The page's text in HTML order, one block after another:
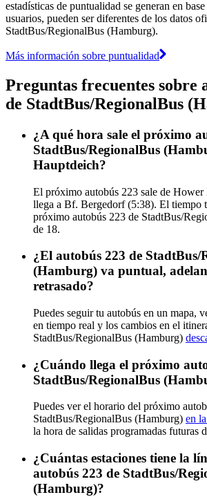
estadísticas de puntualidad se generan en
usuarios, pueden ser diferentes de los datos
StadtBus/RegionalBus (Hamburg).
Más información sobre puntualidad
Preguntas frecuentes sobre
de StadtBus/RegionalBus
¿A qué hora sale el próximo
StadtBus/RegionalBus
Hauptdeich?
El próximo autobús 223 sale de
llega a Bf. Bergedorf (5:38). El tiempo
próximo autobús 223 de StadtBus/
de 18.
¿El autobús 223 de StadtBus/
(Hamburg) va puntual,
retrasado?
Puedes seguir tu autobús en un mapa,
en tiempo real y los cambios en el
StadtBus/RegionalBus (Hamburg)
¿Cuándo llega el próximo
StadtBus/RegionalBus
Puedes ver el horario del próximo
StadtBus/RegionalBus (Hamburg) en
la hora de salidas programadas futuras
¿Cuántas estaciones tiene la
autobús 223 de StadtBus/
(Hamburg)?